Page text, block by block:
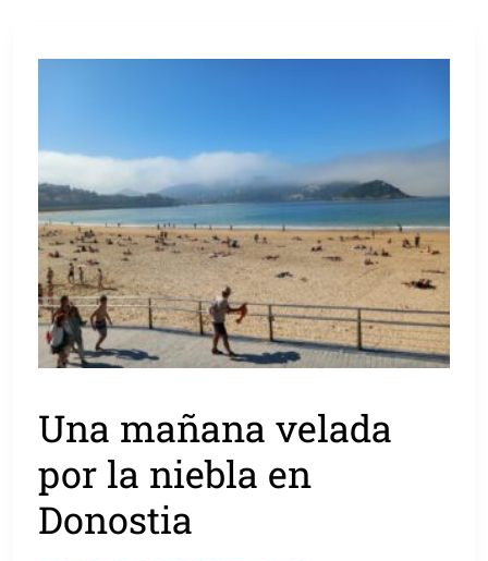
Una mañana velada
por la niebla en
Donostia